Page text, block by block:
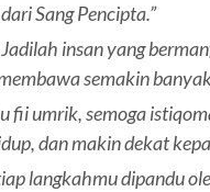
Sang Pencipta.”
insan yang
semakin
fii umrik, semoga
dan makin dekat
langkahmu dipandu